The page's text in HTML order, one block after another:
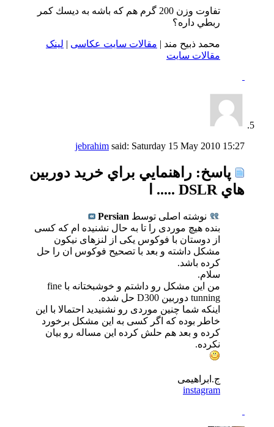
تفاوت وزن 200 گرم هم كه باشه به ديسك كمر
ربطي داره؟
محمد ذبیح مند | مقالات سایت عکاسی | لینک
مقالات سایت
jebrahim said: Saturday 15 May 2010 15:27
پاسخ: راهنمايي براي خريد دوربين
هاي DSLR ..... ا
نوشته اصلی توسط Persian
بنده هیچ موردی را تا به حال نشنیده ام که کسی
از دوستان با فوکوس یکی از لنزهای نیکون
مشکل داشته و بعد با تصحیح فوکوس ان را حل
کرده باشد.
سلام.
من این مشکل رو داشتم و خوشبختانه با fine
tunning دوربین D300 حل شده.
اینکه شما چنین موردی رو نشنیدید احتمالا با این
خاطر بوده که اگر کسی به این مشکل برخورد
کرده و بعد هم حلش کرده این مساله رو بیان
نکرده.
ج.ابراهیمی
instagram